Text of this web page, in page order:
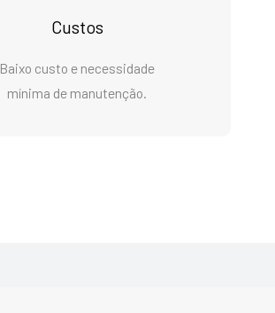
Custos
Baixo custo e necessidade
mínima de manutenção.